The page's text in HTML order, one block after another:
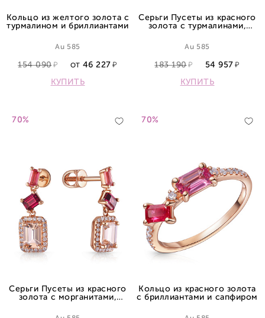
Кольцо из желтого золота с
турмалином и бриллиантами
Au 585
154 090 ОТ 46 227
КУПИТЬ
Серьги Пусеты из красного
золота с турмалинами,
бриллиантами
Au 585
183 190
54 957
КУПИТЬ
70%
Серьги Пусеты из красного
золота с морганитами,
бриллиантами
70%
Кольцо из красного золота
с бриллиантами и сапфиром